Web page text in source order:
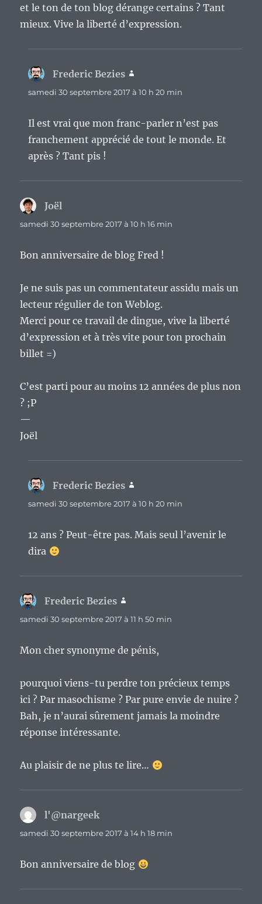
et le ton de ton blog dérange certains ? Tant
mieux. Vive la liberté d’expression.
Frederic Bezies
samedi 30 septembre 2017 à 10 h 20 min
Il est vrai que mon franc-parler n’est pas
franchement apprécié de tout le monde. Et
après ? Tant pis !
Joël
samedi 30 septembre 2017 à 10 h 16 min
Bon anniversaire de blog Fred !
Je ne suis pas un commentateur assidu mais un
lecteur régulier de ton Weblog.
Merci pour ce travail de dingue, vive la liberté
d’expression et à très vite pour ton prochain
billet =)
C’est parti pour au moins 12 années de plus non
? ;P
—
Joël
Frederic Bezies
samedi 30 septembre 2017 à 10 h 20 min
12 ans ? Peut-être pas. Mais seul l’avenir le
dira
Frederic Bezies
samedi 30 septembre 2017 à 11 h 50 min
Mon cher synonyme de pénis,
pourquoi viens-tu perdre ton précieux temps
ici ? Par masochisme ? Par pure envie de nuire ?
Bah, je n’aurai sûrement jamais la moindre
réponse intéressante.
Au plaisir de ne plus te lire…
l'@nargeekdit :
samedi 30 septembre 2017 à 14 h 18 min
Bon anniversaire de blog